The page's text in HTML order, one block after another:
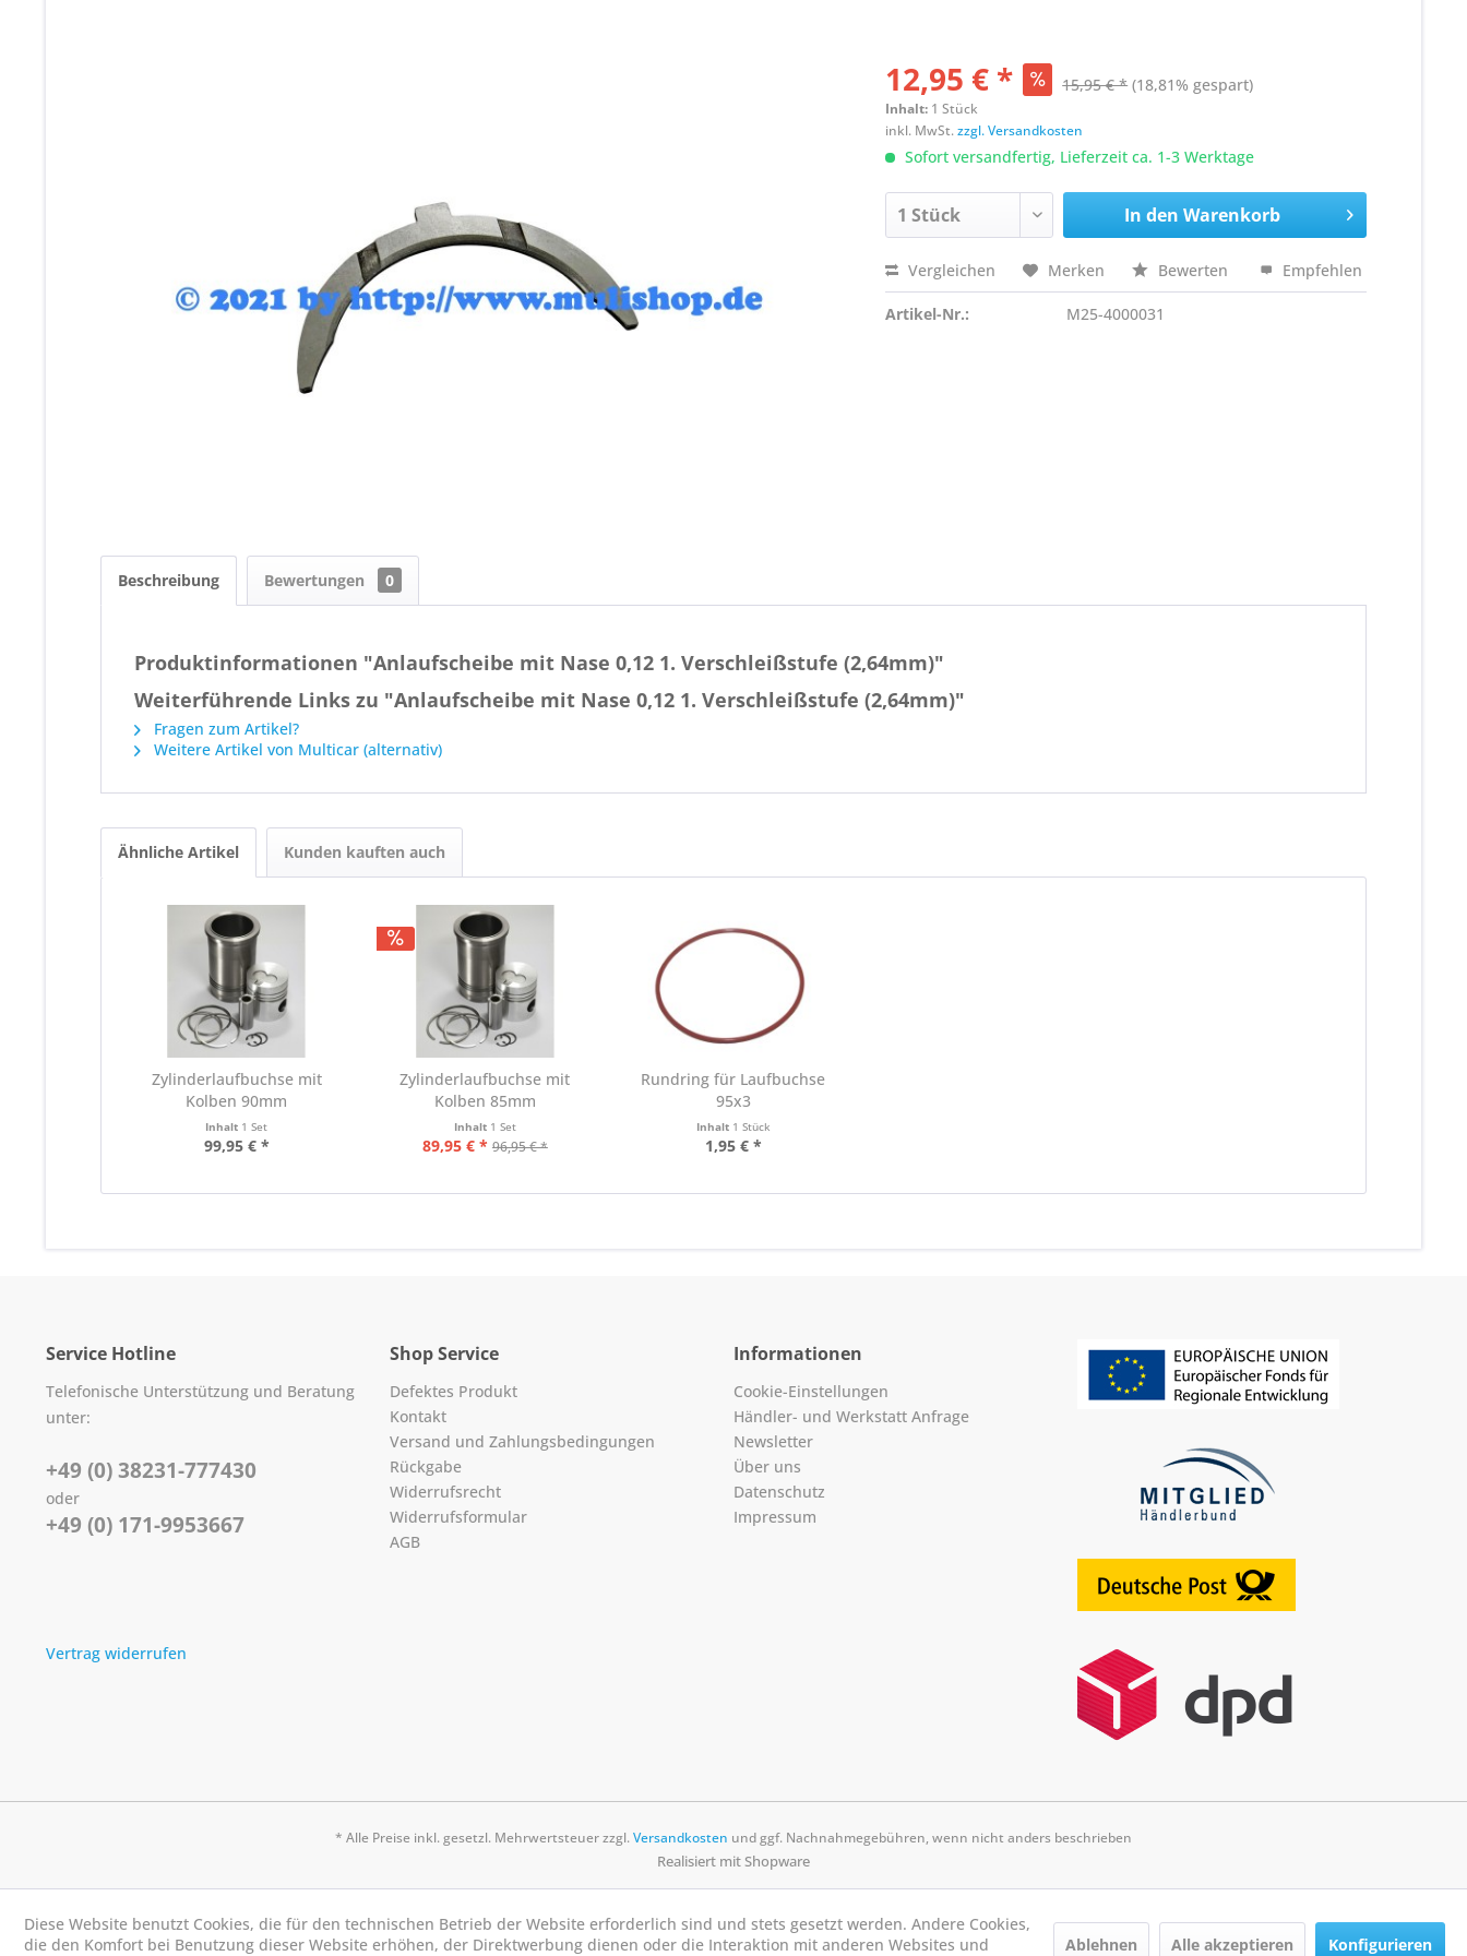
12,95 € * 15,95 € * (18,81% gespart)
Inhalt: 1 Stück
inkl. MwSt.zzgl. Versandkosten
Sofort versandfertig, Lieferzeit ca. 1-3 Werktage
In den Warenkorb
Vergleichen Merken Bewerten Empfehlen
Artikel-Nr.: M25-4000031
Beschreibung Bewertungen 0
Produktinformationen "Anlaufscheibe mit Nase 0,12 1. Verschleißstufe (2,64mm)"
Weiterführende Links zu "Anlaufscheibe mit Nase 0,12 1. Verschleißstufe (2,64mm)"
Fragen zum Artikel?
Weitere Artikel von Multicar (alternativ)
Ähnliche Artikel Kunden kauften auch
Zylinderlaufbuchse mit
Kolben 90mm
Inhalt 1 Set
99,95 € *
Zylinderlaufbuchse mit
Kolben 85mm
Inhalt 1 Set
89,95 € * 96,95 € *
Rundring für Laufbuchse
95x3
Inhalt 1 Stück
1,95 € *
Service Hotline
Telefonische Unterstützung und Beratung
unter:
+49 (0) 38231-777430
oder
+49 (0) 171-9953667
Vertrag widerrufen
Shop Service
Defektes Produkt
Kontakt
Versand und Zahlungsbedingungen
Rückgabe
Widerrufsrecht
Widerrufsformular
AGB
Informationen
Cookie-Einstellungen
Händler- und Werkstatt Anfrage
Newsletter
Über uns
Datenschutz
Impressum
* Alle Preise inkl. gesetzl. Mehrwertsteuer zzgl.Versandkosten und ggf. Nachnahmegebühren, wenn nicht anders beschrieben
Realisiert mit Shopware
Diese Website benutzt Cookies, die für den technischen Betrieb der Website erforderlich sind und stets gesetzt werden. Andere Cookies,
die den Komfort bei Benutzung dieser Website erhöhen, der Direktwerbung dienen oder die Interaktion mit anderen Websites und
Ablehnen Alle akzeptieren Konfigurieren